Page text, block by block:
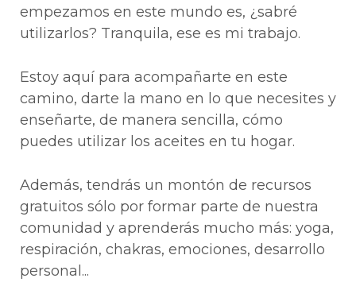
empezamos en este mundo es, ¿sabré
utilizarlos? Tranquila, ese es mi trabajo.
Estoy aquí para acompañarte en este
camino, darte la mano en lo que necesites y
enseñarte, de manera sencilla, cómo
puedes utilizar los aceites en tu hogar.
Además, tendrás un montón de recursos
gratuitos sólo por formar parte de nuestra
comunidad y aprenderás mucho más: yoga,
respiración, chakras, emociones, desarrollo
personal...